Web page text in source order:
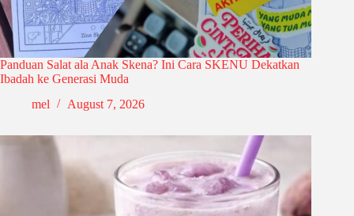
Panduan Salat ala Anak Skena? Ini Cara SKENU Dekatkan
Ibadah ke Generasi Muda
mel
August 7, 2026